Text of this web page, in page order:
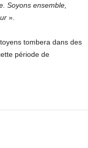
Soyons ensemble,
».
tombera dans des
période de